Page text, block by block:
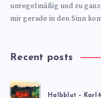
unregelmäßig und zu
mir gerade in den Sinn
Recent posts
Halbblut – Karl-